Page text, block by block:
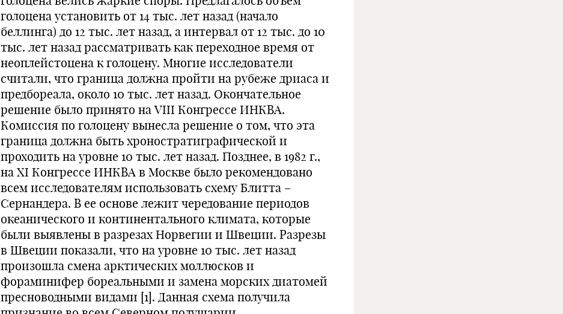
голоцена установить от 14 тыс. лет назад (начало
беллинга) до 12 тыс. лет назад, а интервал от 12 тыс. до 10
тыс. лет назад рассматривать как переходное время от
неоплейстоцена к голоцену. Многие исследователи
считали, что граница должна пройти на рубеже дриаса и
предбореала, около 10 тыс. лет назад. Окончательное
решение было принято на VIII Конгрессе ИНКВА.
Комиссия по голоцену вынесла решение о том, что эта
граница должна быть хроностратиграфической и
проходить на уровне 10 тыс. лет назад. Позднее, в 1982 г.,
на XI Конгрессе ИНКВА в Москве было рекомендовано
всем исследователям использовать схему Блитта –
Сернандера. В ее основе лежит чередование периодов
океанического и континентального климата, которые
были выявлены в разрезах Норвегии и Швеции. Разрезы
в Швеции показали, что на уровне 10 тыс. лет назад
произошла смена арктических моллюсков и
фораминифер бореальными и замена морских диатомей
пресноводными видами [1]. Данная схема получила